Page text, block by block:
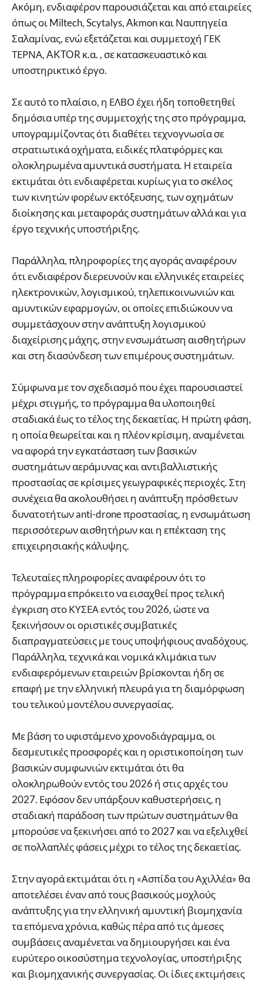
Ακόμη, ενδιαφέρον παρουσιάζεται και από εταιρείες
όπως οι Miltech, Scytalys, Akmon και Ναυπηγεία
Σαλαμίνας, ενώ εξετάζεται και συμμετοχή ΓΕΚ
ΤΕΡΝΑ, AKTOR κ.α. , σε κατασκευαστικό και
υποστηρικτικό έργο.
Σε αυτό το πλαίσιο, η ΕΛΒΟ έχει ήδη τοποθετηθεί
δημόσια υπέρ της συμμετοχής της στο πρόγραμμα,
υπογραμμίζοντας ότι διαθέτει τεχνογνωσία σε
στρατιωτικά οχήματα, ειδικές πλατφόρμες και
ολοκληρωμένα αμυντικά συστήματα. Η εταιρεία
εκτιμάται ότι ενδιαφέρεται κυρίως για το σκέλος
των κινητών φορέων εκτόξευσης, των οχημάτων
διοίκησης και μεταφοράς συστημάτων αλλά και για
έργο τεχνικής υποστήριξης.
Παράλληλα, πληροφορίες της αγοράς αναφέρουν
ότι ενδιαφέρον διερευνούν και ελληνικές εταιρείες
ηλεκτρονικών, λογισμικού, τηλεπικοινωνιών και
αμυντικών εφαρμογών, οι οποίες επιδιώκουν να
συμμετάσχουν στην ανάπτυξη λογισμικού
διαχείρισης μάχης, στην ενσωμάτωση αισθητήρων
και στη διασύνδεση των επιμέρους συστημάτων.
Σύμφωνα με τον σχεδιασμό που έχει παρουσιαστεί
μέχρι στιγμής, το πρόγραμμα θα υλοποιηθεί
σταδιακά έως το τέλος της δεκαετίας. Η πρώτη φάση,
η οποία θεωρείται και η πλέον κρίσιμη, αναμένεται
να αφορά την εγκατάσταση των βασικών
συστημάτων αεράμυνας και αντιβαλλιστικής
προστασίας σε κρίσιμες γεωγραφικές περιοχές. Στη
συνέχεια θα ακολουθήσει η ανάπτυξη πρόσθετων
δυνατοτήτων anti-drone προστασίας, η ενσωμάτωση
περισσότερων αισθητήρων και η επέκταση της
επιχειρησιακής κάλυψης.
Τελευταίες πληροφορίες αναφέρουν ότι το
πρόγραμμα επρόκειτο να εισαχθεί προς τελική
έγκριση στο ΚΥΣΕΑ εντός του 2026, ώστε να
ξεκινήσουν οι οριστικές συμβατικές
διαπραγματεύσεις με τους υποψήφιους αναδόχους.
Παράλληλα, τεχνικά και νομικά κλιμάκια των
ενδιαφερόμενων εταιρειών βρίσκονται ήδη σε
επαφή με την ελληνική πλευρά για τη διαμόρφωση
του τελικού μοντέλου συνεργασίας.
Με βάση το υφιστάμενο χρονοδιάγραμμα, οι
δεσμευτικές προσφορές και η οριστικοποίηση των
βασικών συμφωνιών εκτιμάται ότι θα
ολοκληρωθούν εντός του 2026 ή στις αρχές του
2027. Εφόσον δεν υπάρξουν καθυστερήσεις, η
σταδιακή παράδοση των πρώτων συστημάτων θα
μπορούσε να ξεκινήσει από το 2027 και να εξελιχθεί
σε πολλαπλές φάσεις μέχρι το τέλος της δεκαετίας.
Στην αγορά εκτιμάται ότι η «Ασπίδα του Αχιλλέα» θα
αποτελέσει έναν από τους βασικούς μοχλούς
ανάπτυξης για την ελληνική αμυντική βιομηχανία
τα επόμενα χρόνια, καθώς πέρα από τις άμεσες
συμβάσεις αναμένεται να δημιουργήσει και ένα
ευρύτερο οικοσύστημα τεχνολογίας, υποστήριξης
και βιομηχανικής συνεργασίας. Οι ίδιες εκτιμήσεις